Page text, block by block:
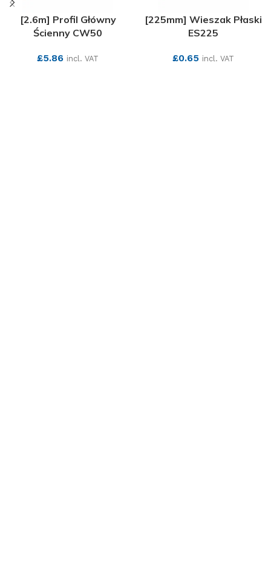
[2.6m] Profil Główny
Ścienny CW50
£5.86 incl. VAT
[225mm] Wieszak Płaski
ES225
£0.65 incl. VAT